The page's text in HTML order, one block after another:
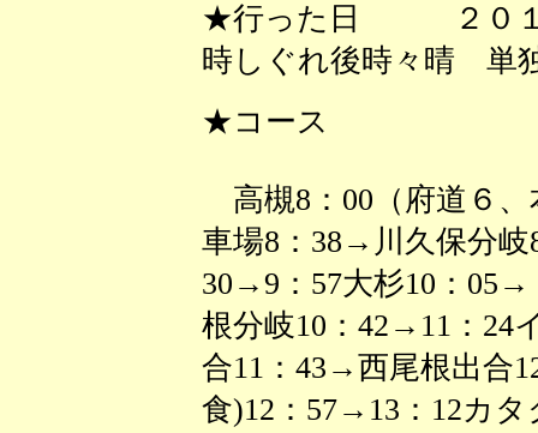
★行った日 ２０１
時しぐれ後時々晴 単
★コース
高槻8：00（府道６、
車場8：38→川久保分
30→9：57大杉10：05→
根分岐10：42→11：24
合11：43→西尾根出合
食)12：57→13：12カ